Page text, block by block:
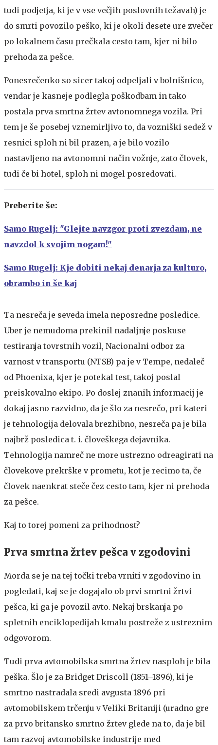
tudi podjetja, ki je v vse večjih poslovnih težavah) je
do smrti povozilo peško, ki je okoli desete ure zvečer
po lokalnem času prečkala cesto tam, kjer ni bilo
prehoda za pešce.
Ponesrečenko so sicer takoj odpeljali v bolnišnico,
vendar je kasneje podlegla poškodbam in tako
postala prva smrtna žrtev avtonomnega vozila. Pri
tem je še posebej vznemirljivo to, da vozniški sedež v
resnici sploh ni bil prazen, a je bilo vozilo
nastavljeno na avtonomni način vožnje, zato človek,
tudi če bi hotel, sploh ni mogel posredovati.
Preberite še:
Samo Rugelj: "Glejte navzgor proti zvezdam, ne
navzdol k svojim nogam!"
Samo Rugelj: Kje dobiti nekaj denarja za kulturo,
obrambo in še kaj
Ta nesreča je seveda imela neposredne posledice.
Uber je nemudoma prekinil nadaljnje poskuse
testiranja tovrstnih vozil, Nacionalni odbor za
varnost v transportu (NTSB) pa je v Tempe, nedaleč
od Phoenixa, kjer je potekal test, takoj poslal
preiskovalno ekipo. Po doslej znanih informacij je
dokaj jasno razvidno, da je šlo za nesrečo, pri kateri
je tehnologija delovala brezhibno, nesreča pa je bila
najbrž posledica t. i. človeškega dejavnika.
Tehnologija namreč ne more ustrezno odreagirati na
človekove prekrške v prometu, kot je recimo ta, če
človek naenkrat steče čez cesto tam, kjer ni prehoda
za pešce.
Kaj to torej pomeni za prihodnost?
Prva smrtna žrtev pešca v zgodovini
Morda se je na tej točki treba vrniti v zgodovino in
pogledati, kaj se je dogajalo ob prvi smrtni žrtvi
pešca, ki ga je povozil avto. Nekaj brskanja po
spletnih enciklopedijah kmalu postreže z ustreznim
odgovorom.
Tudi prva avtomobilska smrtna žrtev nasploh je bila
peška. Šlo je za Bridget Driscoll (1851–1896), ki je
smrtno nastradala sredi avgusta 1896 pri
avtomobilskem trčenju v Veliki Britaniji (uradno gre
za prvo britansko smrtno žrtev glede na to, da je bil
tam razvoj avtomobilske industrije med